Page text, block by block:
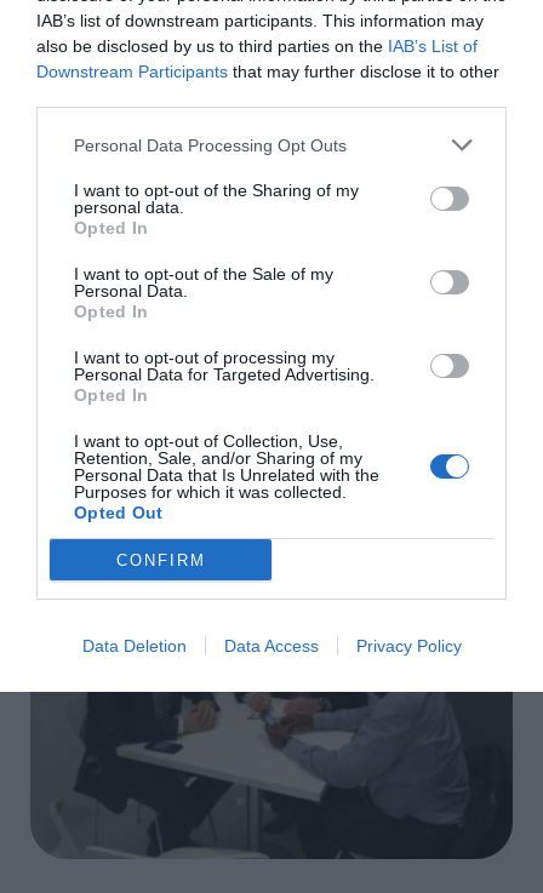
IAB’s list of downstream participants. This information may
also be disclosed by us to third parties on the IAB’s List of
Downstream Participants that may further disclose it to other
Personal Data Processing Opt Outs
I want to opt-out of the Sharing of my
personal data.
Opted In
I want to opt-out of the Sale of my
Personal Data.
Opted In
I want to opt-out of processing my
Personal Data for Targeted Advertising.
Opted In
I want to opt-out of Collection, Use,
Retention, Sale, and/or Sharing of my
Personal Data that Is Unrelated with the
Purposes for which it was collected.
Opted Out
CONFIRM
Data Deletion Data Access Privacy Policy
Υποδομών, Ναυτιλίας και Τουρισμού και της
Γενικής Γραμματείας Τηλεπικοινωνιών και
Δικτύων, ενώ είχε ως συνδιοργανωτή το
Enterprise Greece.
Η χορηγία της Eurobank, η υποστήριξη τόσο από
το Πάντειο Πανεπιστήμιο, τη Softweb, αλλά και
αλλά και τους λοιπούς καινοτομικούς συνδέσμους
της μικροηλεκτρονικής (ΕΝΕΒΗ),
αεροδιαστημικής (ΕΒΙΔΙΤΕ), βιοτεχνολογίας (H-
bio), νεοφυών επιχειρήσεων (ΕΕΝΕ) και ΕΕΛ/ΛΑΚ
της φετινής ελληνικής αποστολής.